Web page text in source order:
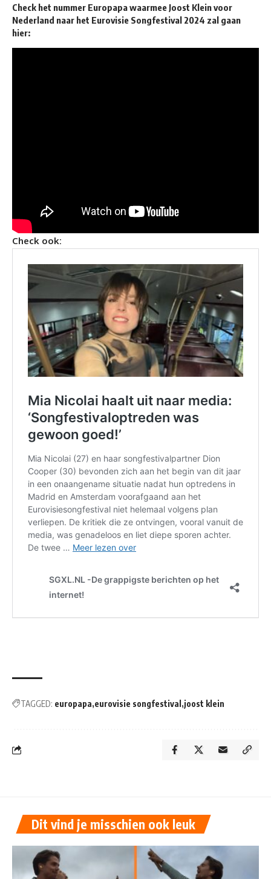
Check het nummer Europapa waarmee Joost Klein voor
Nederland naar het Eurovisie Songfestival 2024 zal gaan
hier:
Check ook:
TAGGED: europapa eurovisie songfestival joost klein
Dit vind je misschien ook leuk